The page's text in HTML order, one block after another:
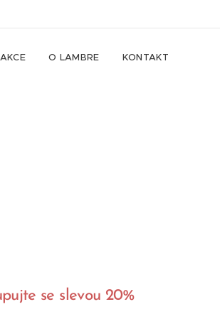
AKCE O LAMBRE KONTAKT
se slevou 20%